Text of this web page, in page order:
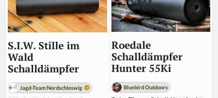
S.I.W. Stille im
Wald
Schalldämpfer
Jagd-Team Nordschleswig
Roedale
Schalldämpfer
Hunter 55Ki
Bluebird Outdoors